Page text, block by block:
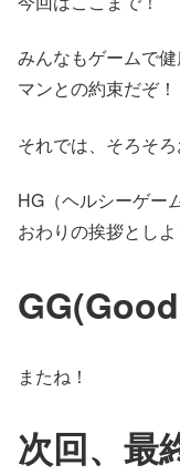
みんなもゲームで
マンとの約束だぞ！
それでは、そろそ
HG（ヘルシーゲー
おわりの挨拶としよ
またね！
次回、最